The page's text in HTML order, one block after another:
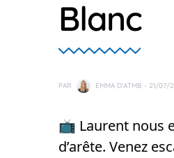
Blanc
PAR EMMA D'ATMB - 21/07/
📺 Laurent nous
d’arête. Venez